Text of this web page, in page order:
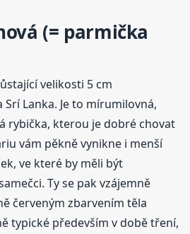
(= parmička
velikosti 5 cm
Lanka. Je to mírumilovná,
rybička, kterou je dobré chovat
vám pěkně vynikne i menší
ve které by měli být
Ty se pak vzájemně
červeným zbarvením těla
typické především v době tření,